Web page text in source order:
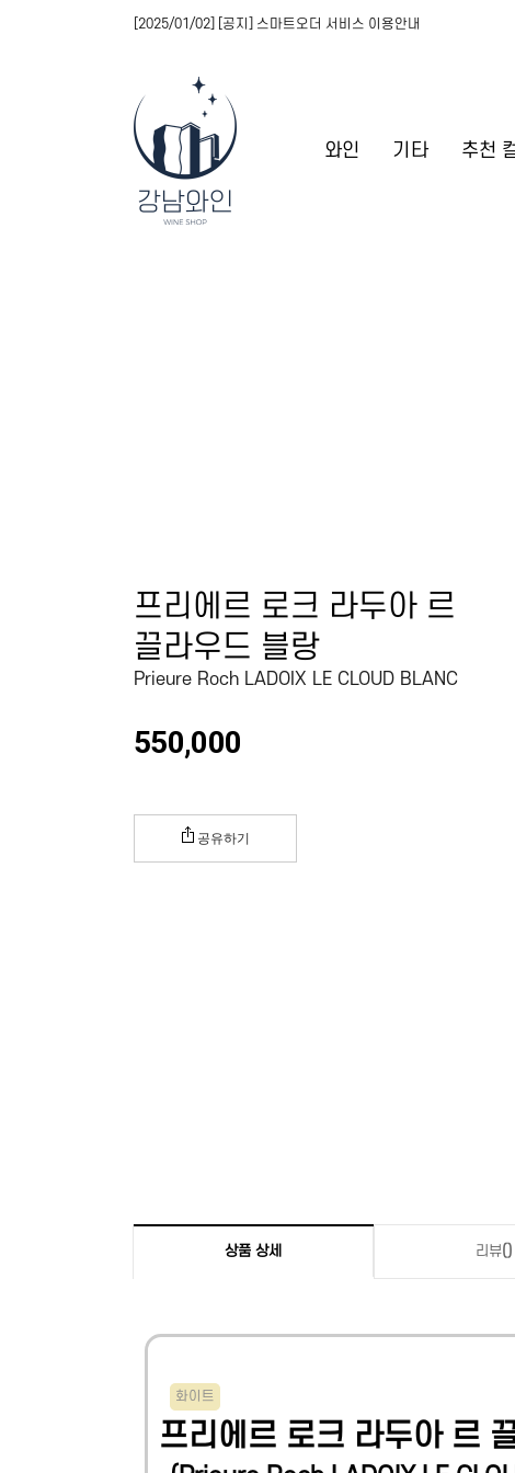
와인 기타 추천
[2025/01/02] [공지] 스마트오더 서비스 이용안내
프리에르 로크 라두아 르
끌라우드 블랑
Prieure Roch LADOIX LE CLOUD BLANC
550,000
공유하기
상품 상세 리뷰()
화이트
프리에르 로크 라두아 르